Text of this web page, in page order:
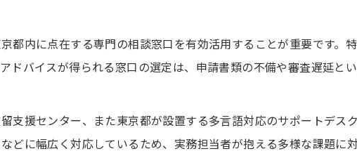
都内に点在する専門の相談窓口を有効活用することが重要です。
ドバイスが得られる窓口の選定は、申請書類の不備や審査遅延と
支援センター、また東京都が設置する多言語対応のサポートデス
どに幅広く対応しているため、実務担当者が抱える多様な課題に